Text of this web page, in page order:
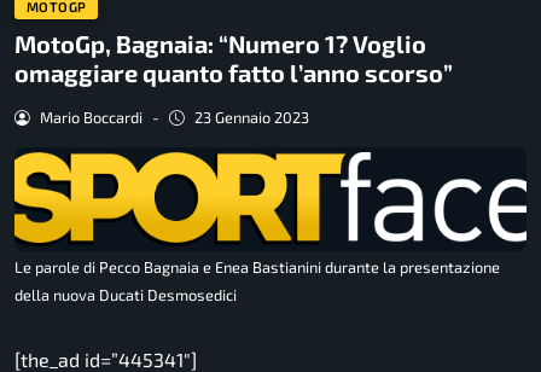
MOTOGP
MotoGp, Bagnaia: “Numero 1? Voglio
omaggiare quanto fatto l’anno scorso”
Mario Boccardi - 23 Gennaio 2023
Le parole di Pecco Bagnaia e Enea Bastianini durante la presentazione
della nuova Ducati Desmosedici
[the_ad id=”445341″]